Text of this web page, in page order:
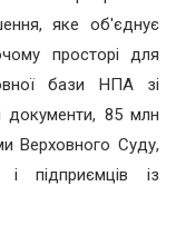
яке об'єднує
просторі для
бази НПА зі
документи, 85 млн
Верховного Суду,
підприємців із